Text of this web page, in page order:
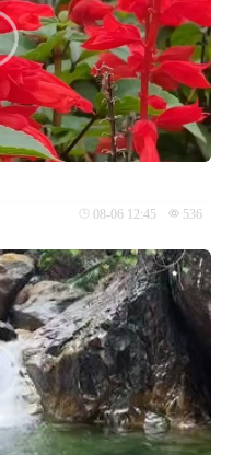
08-06 12:45 536